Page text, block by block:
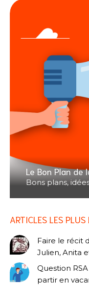
Le Bon Plan de
Bons plans,
ARTICLES LES PLUS
Faire le récit
Julien, Anita
Question
partir en